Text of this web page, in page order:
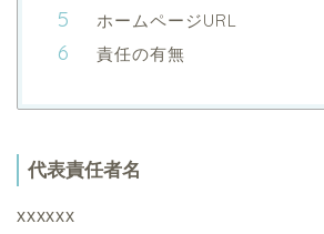
ホームページURL
責任の有無
代表責任者名
xxxxxx